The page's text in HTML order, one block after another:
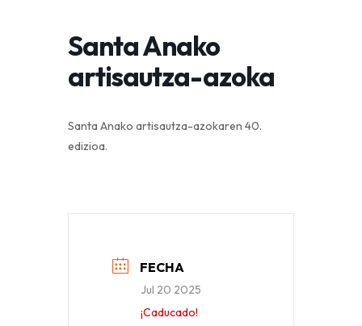
Santa Anako
artisautza-azoka
Santa Anako artisautza-azokaren 40.
edizioa.
FECHA
Jul 20 2025
¡Caducado!